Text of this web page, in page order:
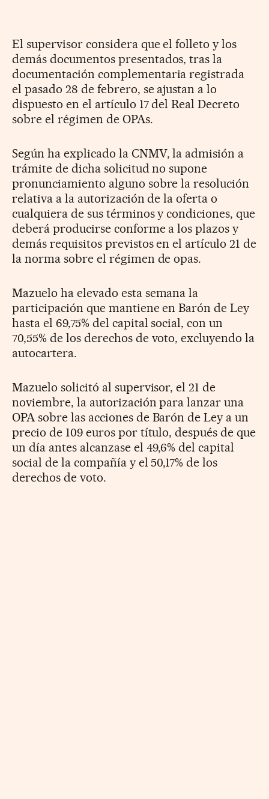
El supervisor considera que el folleto y los
demás documentos presentados, tras la
documentación complementaria registrada
el pasado 28 de febrero, se ajustan a lo
dispuesto en el artículo 17 del Real Decreto
sobre el régimen de OPAs.
Según ha explicado la CNMV, la admisión a
trámite de dicha solicitud no supone
pronunciamiento alguno sobre la resolución
relativa a la autorización de la oferta o
cualquiera de sus términos y condiciones, que
deberá producirse conforme a los plazos y
demás requisitos previstos en el artículo 21 de
la norma sobre el régimen de opas.
Mazuelo ha elevado esta semana la
participación que mantiene en Barón de Ley
hasta el 69,75% del capital social, con un
70,55% de los derechos de voto, excluyendo la
autocartera.
Mazuelo solicitó al supervisor, el 21 de
noviembre, la autorización para lanzar una
OPA sobre las acciones de Barón de Ley a un
precio de 109 euros por título, después de que
un día antes alcanzase el 49,6% del capital
social de la compañía y el 50,17% de los
derechos de voto.